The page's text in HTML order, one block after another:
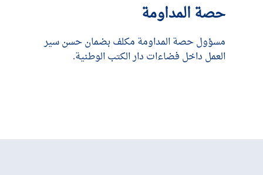
حصة المداومة
مسؤول حصة المداومة مكلف بضمان حسن سير
العمل داخل فضاءات دار الكتب الوطنية.